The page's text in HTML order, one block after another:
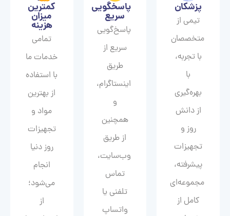
پزشکان
تیمی از
متخصصان
با تجربه،
با
بهره‌گیری
از دانش
روز و
تجهیزات
پیشرفته،
مجموعه‌ای
کامل از
پاسخگویی
سریع
پاسخ‌گویی
سریع از
طریق
اینستاگرام،
و
همچنین
از طریق
وب‌سایت،
تماس
تلفنی یا
واتساپ
کمترین
میزان
هزینه
تمامی
خدمات ما
با استفاده
از بهترین
مواد و
تجهیزات
روز دنیا
انجام
می‌شود؛
از